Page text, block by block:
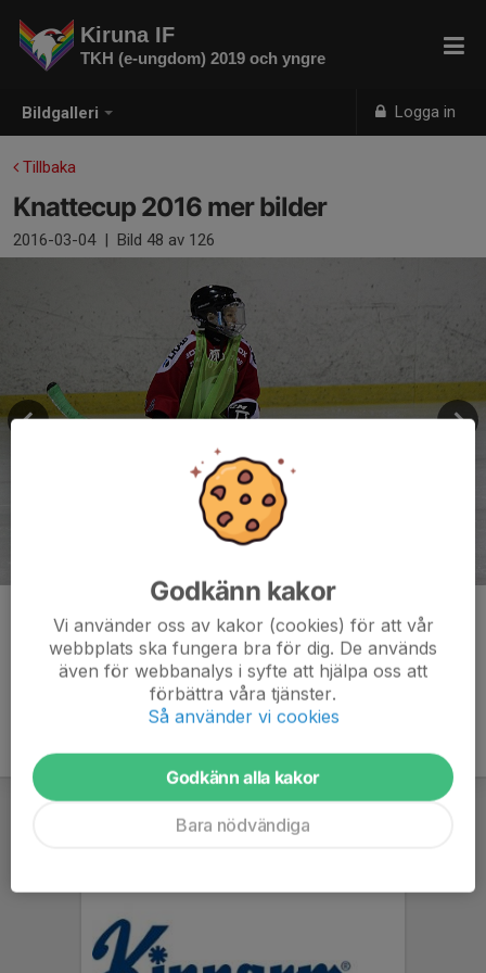
Bildgalleri Logga in
Kiruna IF
TKH (e-ungdom) 2019 och yngre
Tillbaka
Knattecup 2016 mer bilder
2016-03-04 | Bild 48 av 126
Kommentarer
Godkänn kakor
Vi använder oss av kakor (cookies) för att vår
webbplats ska fungera bra för dig. De används
även för webbanalys i syfte att hjälpa oss att
förbättra våra tjänster.
Så använder vi cookies
Godkänn alla kakor
Bara nödvändiga